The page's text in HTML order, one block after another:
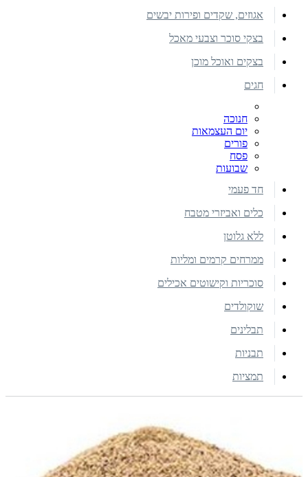
אגוזים, שקדים ופירות יבשים
בצקי סוכר וצבעי מאכל
בצקים ואוכל מוכן
חגים
חנוכה
יום העצמאות
פורים
פסח
שבועות
חד פעמי
כלים ואביזרי מטבח
ללא גלוטן
ממרחים קרמים ומליות
סוכריות וקישוטים אכילים
שוקולדים
תבלינים
תבניות
תמציות